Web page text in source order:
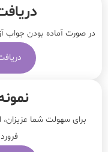
در صورت آماده بودن جواب
برای سهولت شما عزیزان،